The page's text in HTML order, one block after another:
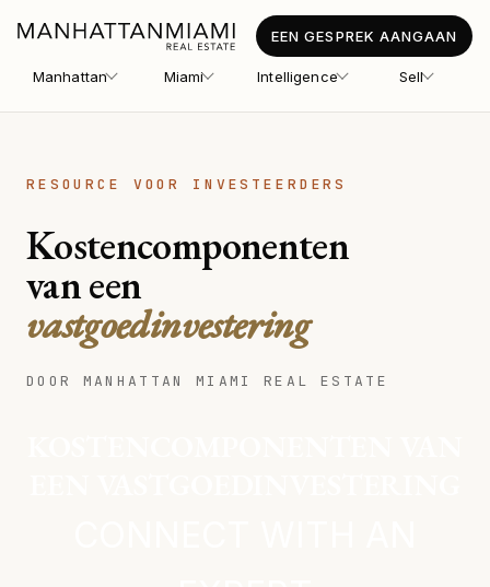
Manhattan Miami Intelligence Sell
EEN GESPREK AANGAAN
RESOURCE VOOR INVESTEERDERS
Kostencomponenten
van een
vastgoedinvestering
DOOR MANHATTAN MIAMI REAL ESTATE